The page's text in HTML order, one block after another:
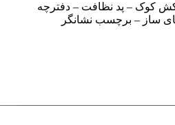
کوک – پد نظافت – دفترچه
ساز – برچسب نشانگر